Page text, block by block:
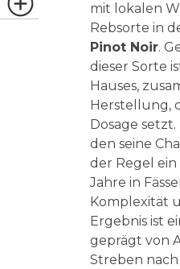
mit lokalen
Rebsorte in
Pinot Noir.
dieser Sorte
Hauses,
Herstellung,
Dosage
den seine
der Regel ein
Jahre in
Komplexität
Ergebnis ist
geprägt von
Streben